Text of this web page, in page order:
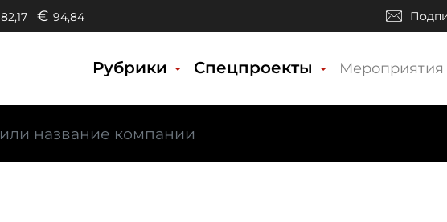
82,17 € 94,84
Рубрики Спецпроекты Мероприятия